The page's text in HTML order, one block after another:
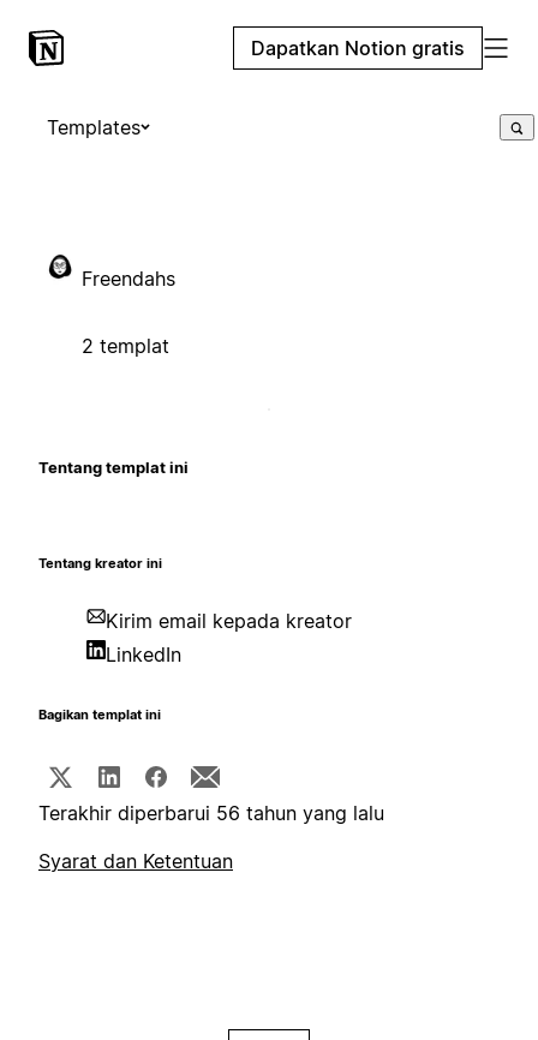
Dapatkan Notion gratis
Templates
Freendahs
2 templat
Tentang templat ini
Tentang kreator ini
Kirim email kepada kreator
LinkedIn
Bagikan templat ini
Terakhir diperbarui 56 tahun yang lalu
Syarat dan Ketentuan